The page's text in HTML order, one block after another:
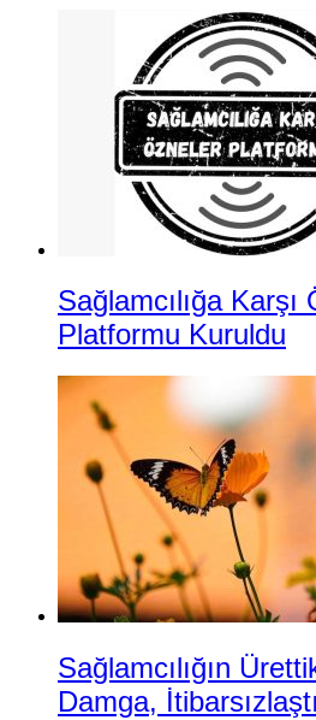
Sağlamcılığa Karşı
Platformu Kuruldu
Sağlamcılığın
Damga,